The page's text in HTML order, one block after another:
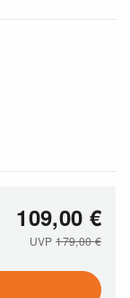
109,00 €
UVP179,00€